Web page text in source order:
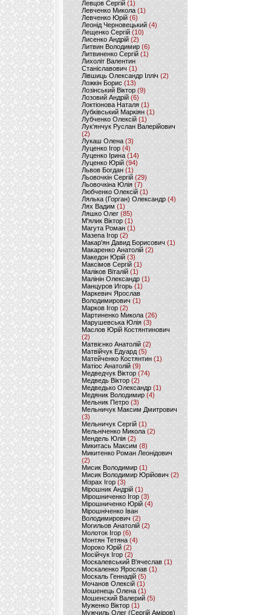
Левцов Сергій (1)
Левченко Микола (1)
Левченко Юрій (6)
Леонід Черновецький (4)
Лещенко Сергій (10)
Лисенко Андрій (2)
Литвин Володимир (6)
Литвиненко Сергій (1)
Лихоліт Валентин
Станіславович (1)
Лівшиць Олександр Ілліч (2)
Ложкін Борис(13)
Лозінський Віктор(9)
Лозовий Андрій (6)
Локтіонова Наталя (1)
Лубківський Маркіян(1)
Лубченко Олексій (1)
Лук'янчук Руслан Валерійович
(2)
Лукаш Олена (3)
Луценко Ігор (4)
Луценко Ірина (14)
Луценко Юрій (94)
Львов Богдан (1)
Льовочкін Сергій (29)
Льовочкіна Юлія(7)
Любченко Олексій(1)
Лялька (Горган) Олександр(4)
Лях Вадим (1)
Ляшко Олег (85)
М'ялик Віктор(1)
Магута Роман(1)
Мазепа Ігор (2)
Макар'ян Давид Борисович(1)
Макаренко Анатолій (2)
Македон Юрій(3)
Максімов Сергій (1)
Маліков Віталій (1)
Малінін Олександр (1)
Манцуров Игорь (1)
Маркевич Ярослав
Володимирович (1)
Марков Ігор (2)
Мартиненко Микола (26)
Марушевська Юлія (3)
Маслов Юрій Костянтинович
(2)
Матвієнко Анатолій (2)
Матвійчук Едуард(5)
Матейченко Костянтин (1)
Матіос Анатолій (9)
Медведчук Віктор(74)
Медведь Віктор (2)
Медведько Олександр (1)
Медяник Володимир(4)
Мельник Петро (3)
Мельничук Максим Дмитрович
(3)
Мельничук Сергій (1)
Мельніченко Микола (2)
Мендель Юлія (2)
Микитась Максим (8)
Микитенко Роман Леонідович
(2)
Мисик Володимир (1)
Мисик Володимир Юрійович(2)
Мізрах Ігор(3)
Мірошник Андрій(1)
Мірошниченко Ігор (3)
Мірошниченко Юрій(4)
Мірошніченко Іван
Володимирович (2)
Могильов Анатолій (2)
Молоток Ігор (6)
Монтян Тетяна (4)
Мороко Юрій(2)
Мосійчук Ігор (2)
Москалевський В'ячеслав (1)
Москаленко Ярослав (1)
Москаль Геннадій (5)
Мочанов Олексій(1)
Мошенець Олена(1)
Мошенский Валерий (5)
Муженко Віктор (1)
Мужчиль Олег (Сергій Аміров)